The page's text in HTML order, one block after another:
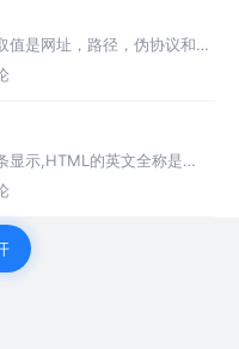
值是网址，路径，伪协议和
箱 tel:电话 target
显示,HTML的英文全称是
标记语言。HTML是由Web